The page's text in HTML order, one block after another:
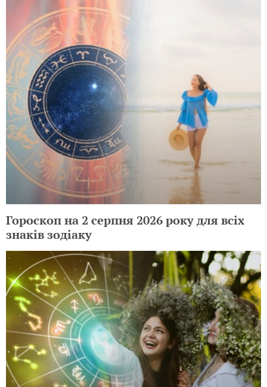
Гороскоп на 2 серпня 2026 року для всіх
знаків зодіаку